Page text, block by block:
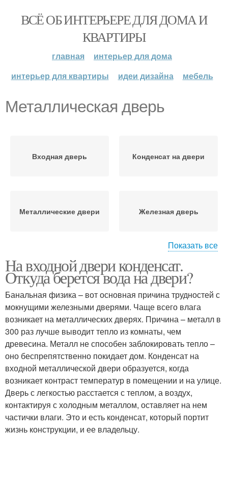
ВСЁ ОБ ИНТЕРЬЕРЕ ДЛЯ ДОМА И
КВАРТИРЫ
главная
интерьер для дома
интерьер для квартиры
идеи дизайна мебель
Металлическая дверь
Входная дверь Конденсат на двери
Металлические двери Железная дверь
Дверь с
терморазрывом
Двери в квартиру
Двери в частном доме
Показать все
На входной двери конденсат.
Откуда берется вода на двери?
Банальная физика – вот основная причина трудностей с
мокнущими железными дверями. Чаще всего влага
возникает на металлических дверях. Причина – металл в
300 раз лучше выводит тепло из комнаты, чем
древесина. Металл не способен заблокировать тепло –
оно беспрепятственно покидает дом. Конденсат на
входной металлической двери образуется, когда
возникает контраст температур в помещении и на улице.
Дверь с легкостью расстается с теплом, а воздух,
контактируя с холодным металлом, оставляет на нем
частички влаги. Это и есть конденсат, который портит
жизнь конструкции, и ее владельцу.